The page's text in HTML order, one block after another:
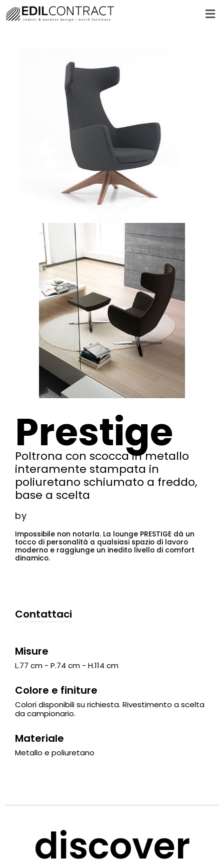
Prestige
Poltrona con scocca in metallo
interamente stampata in
poliuretano schiumato a freddo,
base a scelta
by
Impossibile non notarla. La lounge PRESTIGE dà un
tocco di personalità a qualsiasi spazio di lavoro
moderno e raggiunge un inedito livello di comfort
dinamico.
Contattaci
Misure
L.77 cm - P.74 cm - H.114 cm
Colore e finiture
Colori disponibili su richiesta. Rivestimento a scelta
da campionario.
Materiale
Metallo e poliuretano
discover